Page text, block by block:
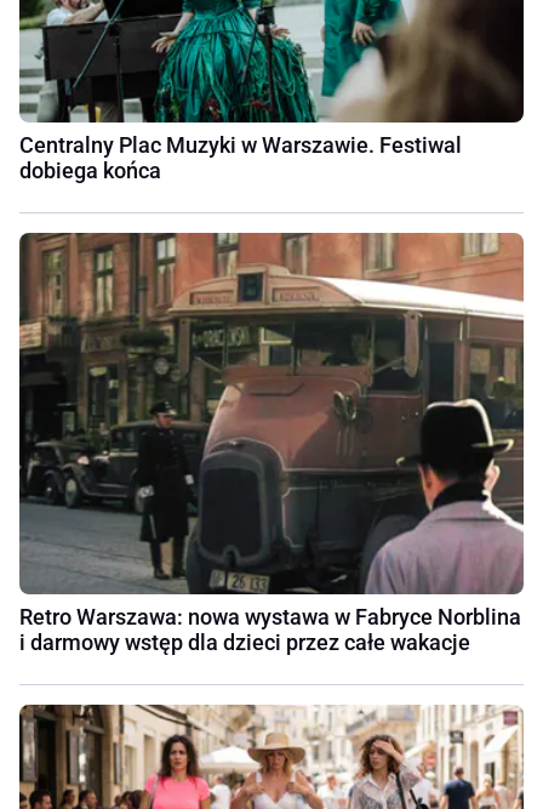
Centralny Plac Muzyki w Warszawie. Festiwal
dobiega końca
Retro Warszawa: nowa wystawa w Fabryce Norblina
i darmowy wstęp dla dzieci przez całe wakacje